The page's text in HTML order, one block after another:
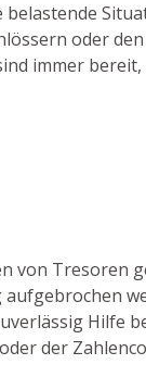
oder
immer
Tresoren
Hilfe
der